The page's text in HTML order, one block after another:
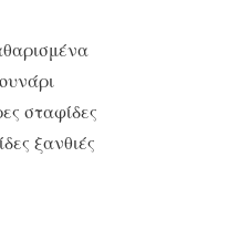
σταφίδες
ξανθιές